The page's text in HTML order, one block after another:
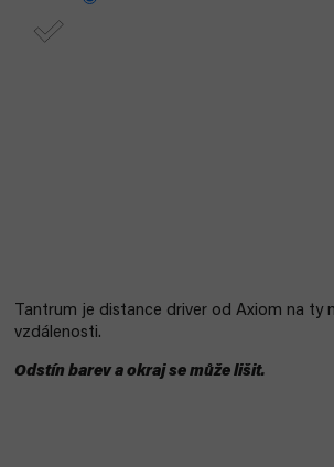
Tantrum je distance driver od Axiom na ty
vzdálenosti.
Odstín barev a okraj se může lišit.